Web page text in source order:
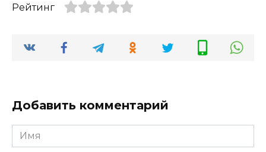
Рейтинг
Добавить комментарий
Имя
*